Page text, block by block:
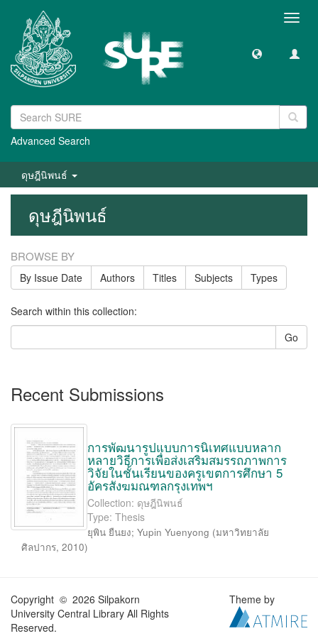
Advanced Search
ดุษฎีนิพนธ์
ดุษฎีนิพนธ์
BROWSE BY
By Issue Date Authors Titles Subjects Types
Search within this collection:
Go
Recent Submissions
การพัฒนารูปแบบการนิเทศแบบหลาก
หลายวิธีการเพื่อส่งเสริมสมรรถภาพการ
วิจัยในชั้นเรียนของครูเขตการศึกษา 5
อัครสังฆมณฑลกรุงเทพฯ
Collection: ดุษฎีนิพนธ์
Type: Thesis
ยุพิน ยืนยง; Yupin Yuenyong (มหาวิทยาลัย
ศิลปากร, 2010)
Copyright © 2026 Silpakorn
University Central Library All Rights
Reserved.
Theme by